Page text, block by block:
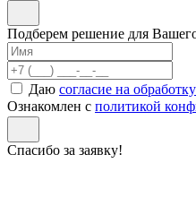
Подберем решение для
Даю согласие на
Ознакомлен с политикой
Спасибо за заявку!